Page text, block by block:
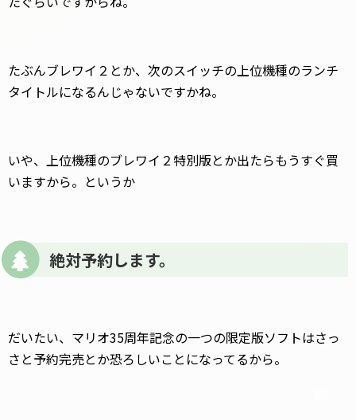
たぶんブレワイ２とか、次のスイッチの上位機種のランチ
タイトルになるんじゃないですかね。
いや、上位機種のブレワイ２特別版とか出たらもうすぐ買
いますから。というか
絶対予約します。
だいたい、マリオ35周年記念の一つの限定版ソフトはさっ
さと予約完売とか恐ろしいことになってるから。